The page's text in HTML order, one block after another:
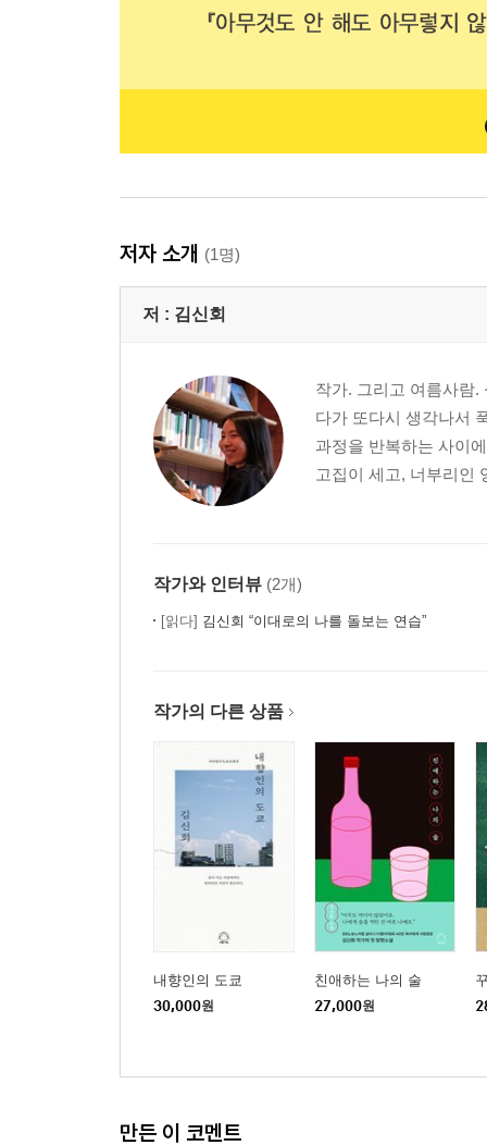
저자 소개 (1명)
저 : 김신회
작가. 그리고 여름사람.
다가 또다시 생각나서
과정을 반복하는 사이
고집이 세고, 너부리인
작가와 인터뷰 (2개)
[읽다] 김신회 “이대로의 나를 돌보는 연습”
작가의 다른 상품
내향인의 도쿄
30,000원
친애하는 나의 술
27,000원
만든 이 코멘트